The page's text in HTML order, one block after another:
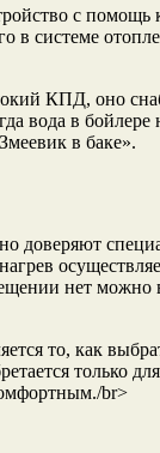
с помощь
в системе
КПД, оно
вода в
в баке».
доверяют
нет
то, как
только
br>